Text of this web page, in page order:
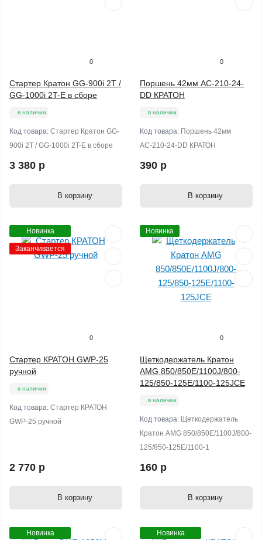
0
Стартер Кратон GG-900i 2T /
GG-1000i 2T-E в сборе
в наличии
Код товара: Стартер Кратон GG-
900i 2T / GG-1000i 2T-E в сборе
3 380 р
В корзину
0
Поршень 42мм АС-210-24-
DD КРАТОН
в наличии
Код товара: Поршень 42мм
АС-210-24-DD КРАТОН
390 р
В корзину
Новинка
Заканчивается
0
Стартер КРАТОН GWP-25
ручной
в наличии
Код товара: Стартер КРАТОН
GWP-25 ручной
2 770 р
В корзину
Новинка
0
Щеткодержатель Кратон
AMG 850/850E/1100J/800-
125/850-125E/1100-125JCE
в наличии
Код товара: Щеткодержатель
Кратон AMG 850/850E/1100J/800-
125/850-125E/1100-1
160 р
В корзину
Новинка Новинка